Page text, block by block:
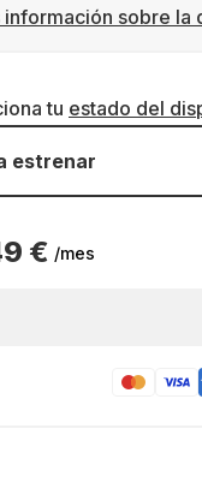
información sobre la
tu estado del
estrenar
€ /mes